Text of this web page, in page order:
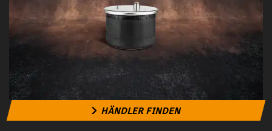
HÄNDLER FINDEN